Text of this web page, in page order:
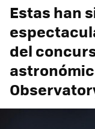
Estas han
del